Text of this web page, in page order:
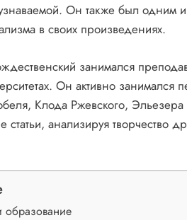
Он также был одним
в своих произведениях.
занимался
Он активно
Клода Ржевского,
статьи, анализируя творчество
образование